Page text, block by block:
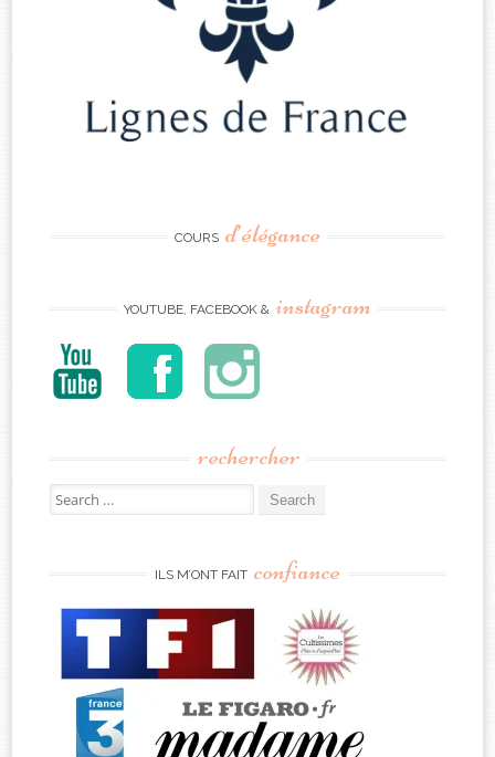
COURS d’élégance
YOUTUBE, FACEBOOK & instagram
rechercher
Search
for:
ILS M’ONT FAIT confiance